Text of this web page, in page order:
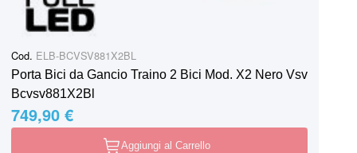
Cod. ELB-BCVSV881X2BL
Porta Bici da Gancio Traino 2 Bici Mod. X2 Nero Vsv
Bcvsv881X2Bl
749,90 €
Aggiungi al Carrello